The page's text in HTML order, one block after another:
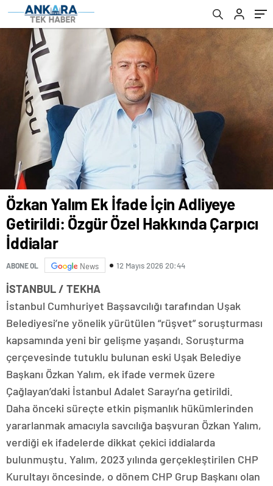
Özkan Yalım Ek İfade İçin Adliyeye
Getirildi: Özgür Özel Hakkında Çarpıcı
İddialar
ABONE OL News 12 Mayıs 2026 20:44
İSTANBUL / TEKHA
İstanbul Cumhuriyet Başsavcılığı tarafından Uşak
Belediyesi’ne yönelik yürütülen “rüşvet” soruşturması
kapsamında yeni bir gelişme yaşandı. Soruşturma
çerçevesinde tutuklu bulunan eski Uşak Belediye
Başkanı Özkan Yalım, ek ifade vermek üzere
Çağlayan’daki İstanbul Adalet Sarayı’na getirildi.
Daha önceki süreçte etkin pişmanlık hükümlerinden
yararlanmak amacıyla savcılığa başvuran Özkan Yalım,
verdiği ek ifadelerde dikkat çekici iddialarda
bulunmuştu. Yalım, 2023 yılında gerçekleştirilen CHP
Kurultayı öncesinde, o dönem CHP Grup Başkanı olan